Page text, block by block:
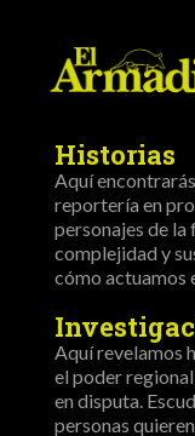
Historias
Aquí
reportería en
personajes de la
complejidad y
cómo actuamos
Aquí revelamos
el poder
en disputa.
personas